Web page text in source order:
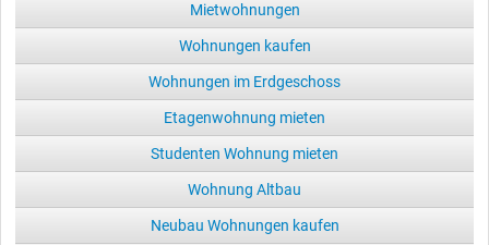
Mietwohnungen
Wohnungen kaufen
Wohnungen im Erdgeschoss
Etagenwohnung mieten
Studenten Wohnung mieten
Wohnung Altbau
Neubau Wohnungen kaufen